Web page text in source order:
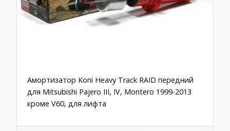
Амортизатор Koni Heavy Track RAID передний
для Mitsubishi Pajero III, IV, Montero 1999-2013
кроме V60, для лифта